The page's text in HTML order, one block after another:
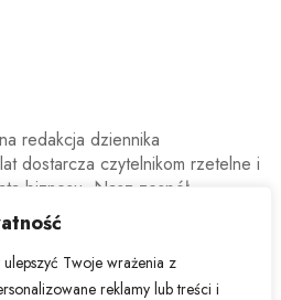
Twoje wrażenia z
reklamy lub treści i
redakcja dziennika
dostarcza czytelnikom rzetelne i
biznesu. Nasz zespół
i ekspertów ekonomicznych
wydarzenia rynkowe,
mające wpływ na polską i